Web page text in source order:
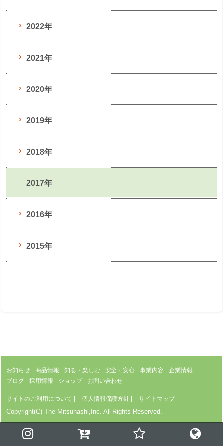
2022年
2021年
2020年
2019年
2018年
2017年
2016年
2015年
お知らせ 商品情報 知る・楽しむ 安全・安心 事業内容
企業情報
ブログ
採用情報 ショップ お問い合わせ
サイトのご利用について 個人情報保護方針 サイトマップ
Copyright(C) The Mitsuhashi,Inc. All Rights Reserved.